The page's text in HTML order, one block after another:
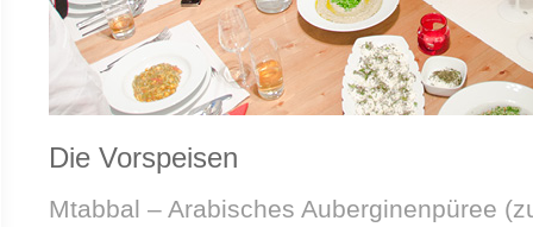
Die Vorspeisen
Mtabbal – Arabisches Auberginenpüree